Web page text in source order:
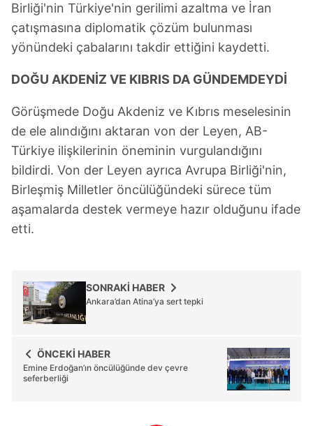
Birliği'nin Türkiye'nin gerilimi azaltma ve İran
çatışmasına diplomatik çözüm bulunması
yönündeki çabalarını takdir ettiğini kaydetti.
DOĞU AKDENİZ VE KIBRIS DA GÜNDEMDEYDİ
Görüşmede Doğu Akdeniz ve Kıbrıs meselesinin
de ele alındığını aktaran von der Leyen, AB-
Türkiye ilişkilerinin öneminin vurgulandığını
bildirdi. Von der Leyen ayrıca Avrupa Birliği'nin,
Birleşmiş Milletler öncülüğündeki sürece tüm
aşamalarda destek vermeye hazır olduğunu ifade
etti.
SONRAKİ HABER
Ankara’dan Atina’ya sert tepki
ÖNCEKİ HABER
Emine Erdoğan’ın öncülüğünde dev çevre
seferberliği